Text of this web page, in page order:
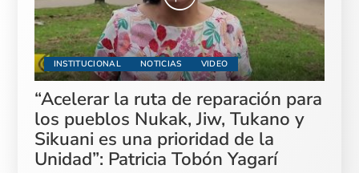
INSTITUCIONAL NOTICIAS VIDEO
“Acelerar la ruta de reparación para
los pueblos Nukak, Jiw, Tukano y
Sikuani es una prioridad de la
Unidad”: Patricia Tobón Yagarí